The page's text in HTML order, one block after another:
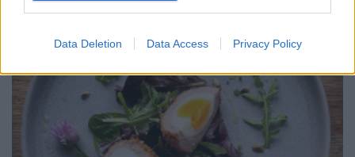
Data Deletion Data Access Privacy Policy